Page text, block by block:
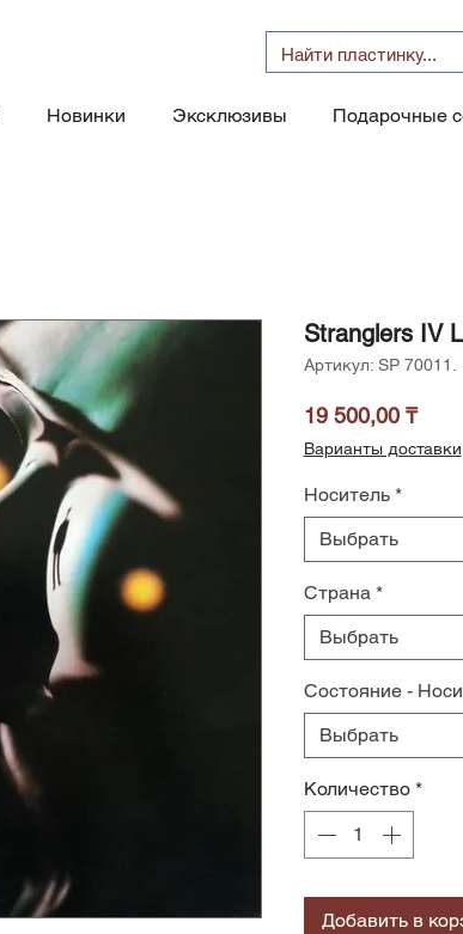
Новинки Эксклюзивы Подарочные
Stranglers IV
Артикул: SP 70011.
19 500,00 ₸
Варианты доставки
Носитель *
Выбрать
Страна *
Выбрать
Состояние -
Выбрать
Количество *
Добавить в